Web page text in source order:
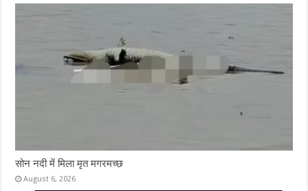
सोन नदी में मिला मृत मगरमच्छ
August 6, 2026